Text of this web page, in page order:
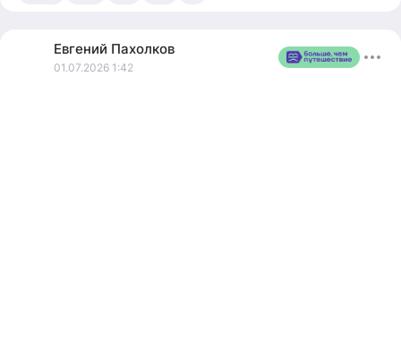
предков в самом сердце русского севера. Мне ну
ооочень понравилось поспать в апи домике на пчелиных
Евгений Пахолков
01.07.2026 1:42